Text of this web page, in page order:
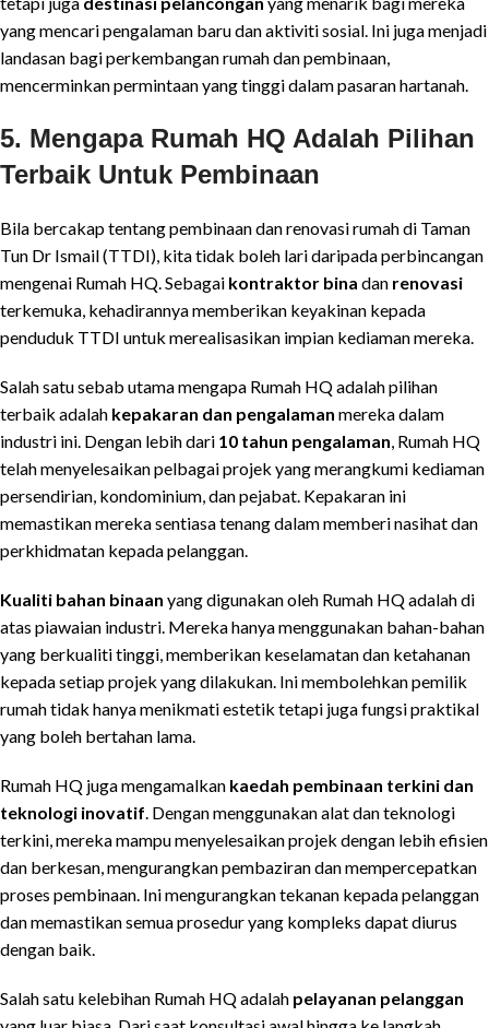
yang mencari pengalaman baru dan aktiviti sosial. Ini juga menjadi
landasan bagi perkembangan rumah dan pembinaan,
mencerminkan permintaan yang tinggi dalam pasaran hartanah.
5. Mengapa Rumah HQ Adalah Pilihan
Terbaik Untuk Pembinaan
Bila bercakap tentang pembinaan dan renovasi rumah di Taman
Tun Dr Ismail (TTDI), kita tidak boleh lari daripada perbincangan
mengenai Rumah HQ. Sebagai kontraktor bina dan renovasi
terkemuka, kehadirannya memberikan keyakinan kepada
penduduk TTDI untuk merealisasikan impian kediaman mereka.
Salah satu sebab utama mengapa Rumah HQ adalah pilihan
terbaik adalah kepakaran dan pengalaman mereka dalam
industri ini. Dengan lebih dari 10 tahun pengalaman , Rumah HQ
telah menyelesaikan pelbagai projek yang merangkumi kediaman
persendirian, kondominium, dan pejabat. Kepakaran ini
memastikan mereka sentiasa tenang dalam memberi nasihat dan
perkhidmatan kepada pelanggan.
Kualiti bahan binaan yang digunakan oleh Rumah HQ adalah di
atas piawaian industri. Mereka hanya menggunakan bahan-bahan
yang berkualiti tinggi, memberikan keselamatan dan ketahanan
kepada setiap projek yang dilakukan. Ini membolehkan pemilik
rumah tidak hanya menikmati estetik tetapi juga fungsi praktikal
yang boleh bertahan lama.
Rumah HQ juga mengamalkan kaedah pembinaan terkini dan
teknologi inovatif . Dengan menggunakan alat dan teknologi
terkini, mereka mampu menyelesaikan projek dengan lebih efisien
dan berkesan, mengurangkan pembaziran dan mempercepatkan
proses pembinaan. Ini mengurangkan tekanan kepada pelanggan
dan memastikan semua prosedur yang kompleks dapat diurus
dengan baik.
Salah satu kelebihan Rumah HQ adalah pelayanan pelanggan